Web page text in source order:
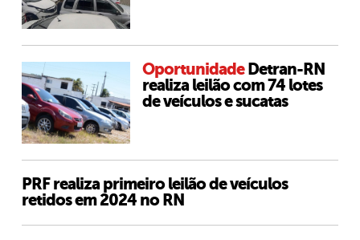
Oportunidade Detran-RN
realiza leilão com 74 lotes
de veículos e sucatas
PRF realiza primeiro leilão de veículos
retidos em 2024 no RN